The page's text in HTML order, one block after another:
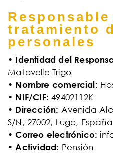
Responsable
tratamiento
personales
• Identidad del
Matovelle Trigo
• Nombre comercial:
• NIF/CIF:49402112K
• Dirección: Avenida
S/N, 27002, Lugo, España
•Correo electrónico:
• Actividad: Pensión